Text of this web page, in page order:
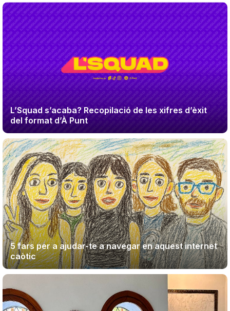
L’Squad s’acaba? Recopilació de les xifres d’èxit
del format d’À Punt
5 fars per a ajudar-te a navegar en aquest internet
caòtic